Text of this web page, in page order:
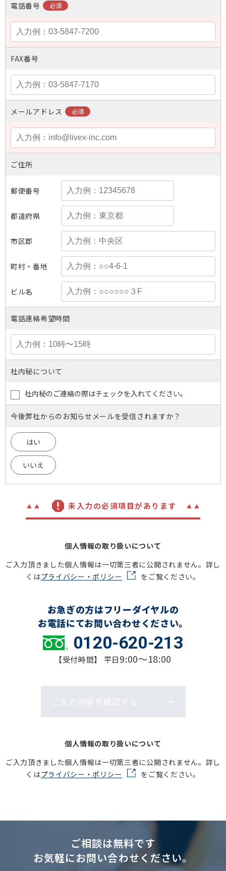
電話番号
FAX番号
メールアドレス
ご住所
郵便番号
都道府県
市区郡
町村・番地
ビル名
電話連絡希望時間
社内秘について
社内秘のご連絡の際はチェックを入れてください。
今後弊社からのお知らせメールを受信されますか？
はい
いいえ
未入力の必須項目があります
個人情報の取り扱いについて
ご入力頂きました個人情報は一切第三者に公開されません。詳し
くはプライバシー・ポリシー をご覧ください。
お急ぎの方はフリーダイヤルの
お電話にてお問い合わせください。
0120-620-213
【受付時間】 平日9:00～18:00
ご入力内容を確認する
個人情報の取り扱いについて
ご入力頂きました個人情報は一切第三者に公開されません。詳し
くはプライバシー・ポリシー をご覧ください。
ご相談は無料です
お気軽にお問い合わせください。